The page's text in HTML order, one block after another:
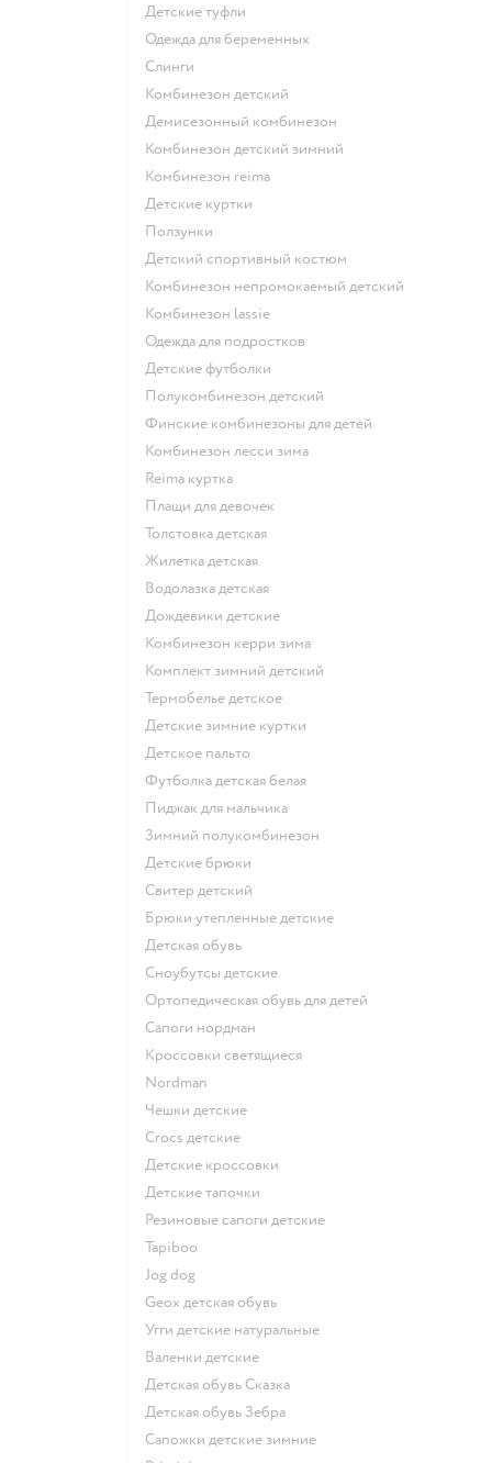
Детские туфли
Одежда для беременных
Слинги
Комбинезон детский
Демисезонный комбинезон
Комбинезон детский зимний
Комбинезон reima
Детские куртки
Ползунки
Детский спортивный костюм
Комбинезон непромокаемый детский
Комбинезон lassie
Одежда для подростков
Детские футболки
Полукомбинезон детский
Финские комбинезоны для детей
Комбинезон лесси зима
Reima куртка
Плащи для девочек
Толстовка детская
Жилетка детская
Водолазка детская
Дождевики детские
Комбинезон керри зима
Комплект зимний детский
Термобелье детское
Детские зимние куртки
Детское пальто
Футболка детская белая
Пиджак для мальчика
Зимний полукомбинезон
Детские брюки
Свитер детский
Брюки утепленные детские
Детская обувь
Сноубутсы детские
Ортопедическая обувь для детей
Сапоги нордман
Кроссовки светящиеся
Nordman
Чешки детские
Crocs детские
Детские кроссовки
Детские тапочки
Резиновые сапоги детские
Tapiboo
Jog dog
Geox детская обувь
Угги детские натуральные
Валенки детские
Детская обувь Сказка
Детская обувь Зебра
Сапожки детские зимние